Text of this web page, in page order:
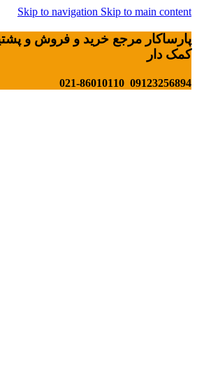
Skip to navigation Skip to main content
پارساکار مرجع خرید و فروش و
کمک دار
09123256894 021-86010110